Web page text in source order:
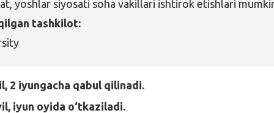
yoshlar siyosati soha vakillari ishtirok etishlari
tashkilot:
2 iyungacha qabul qilinadi.
iyun oyida o‘tkaziladi.